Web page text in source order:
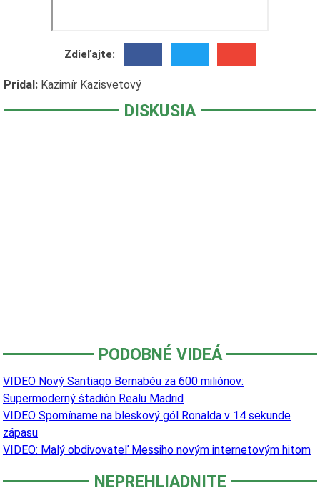
Zdieľajte:
Pridal: Kazimír Kazisvetový
DISKUSIA
PODOBNÉ VIDEÁ
VIDEO Nový Santiago Bernabéu za 600 miliónov:
Supermoderný štadión Realu Madrid
VIDEO Spomíname na bleskový gól Ronalda v 14 sekunde
zápasu
VIDEO: Malý obdivovateľ Messiho novým internetovým hitom
NEPREHLIADNITE